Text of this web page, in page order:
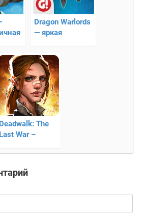
Dragon Warlords
— яркая
стратегия
Deadwalk: The
Last War –